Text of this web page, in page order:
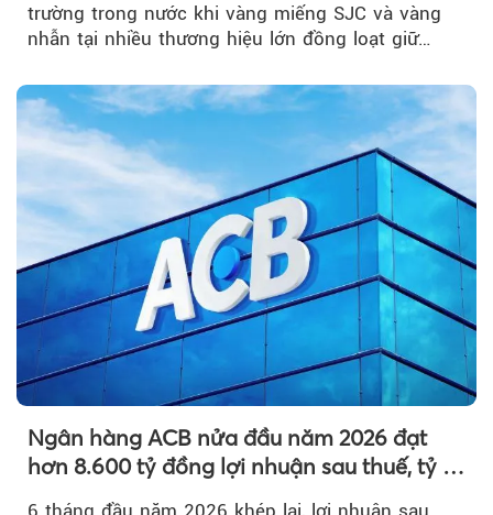
trường trong nước khi vàng miếng SJC và vàng
nhẫn tại nhiều thương hiệu lớn đồng loạt giữ
Ngân hàng ACB nửa đầu năm 2026 đạt
hơn 8.600 tỷ đồng lợi nhuận sau thuế, tỷ lệ
nợ xấu thấp nhất ngành